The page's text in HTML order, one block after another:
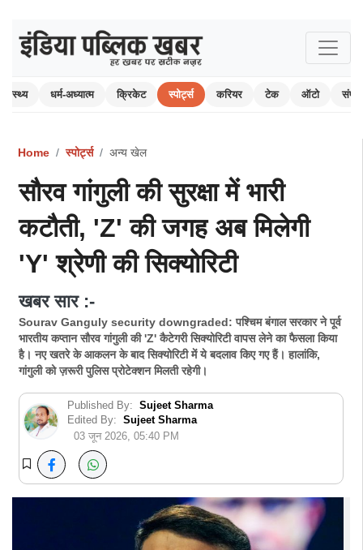
स्वास्थ्य धर्म-अध्यात्म क्रिकेट स्पोर्ट्स करियर टेक ऑटो
Home स्पोर्ट्स अन्य खेल
सौरव गांगुली की सुरक्षा में भारी
कटौती, 'Z' की जगह अब मिलेगी
'Y' श्रेणी की सिक्योरिटी
खबर सार :-
Sourav Ganguly security downgraded: पश्चिम बंगाल सरकार ने पूर्व
भारतीय कप्तान सौरव गांगुली की 'Z' कैटेगरी सिक्योरिटी वापस लेने का फैसला किया
है। नए खतरे के आकलन के बाद सिक्योरिटी में ये बदलाव किए गए हैं। हालांकि,
गांगुली को ज़रूरी पुलिस प्रोटेक्शन मिलती रहेगी।
Published By: Sujeet Sharma
Edited By: Sujeet Sharma
03 जून 2026, 05:40 PM